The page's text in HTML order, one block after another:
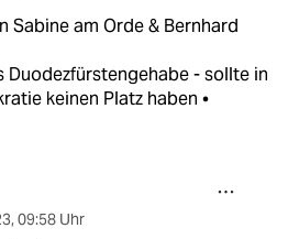
Sabine am Orde & Bernhard
Duodezfürstengehabe - sollte in
keinen Platz haben •
, 09:58 Uhr